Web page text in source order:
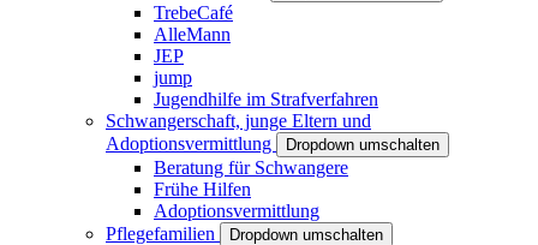
TrebeCafé
AlleMann
JEP
jump
Jugendhilfe im Strafverfahren
Schwangerschaft, junge Eltern und
Adoptionsvermittlung
Dropdown umschalten
Beratung für Schwangere
Frühe Hilfen
Adoptionsvermittlung
Pflegefamilien
Dropdown umschalten